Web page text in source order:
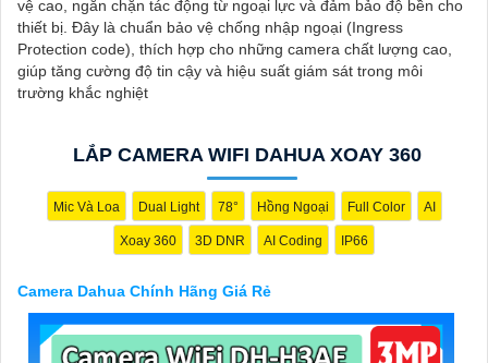
hiểu kỹ trước khi đầu tư.🎖️4: Chất lượng của Camera Dahua
được đánh giá cao với độ phân giải cao, tính năng thông minh
và độ tin cậy.💖5:Nếu bạn muốn tìm camera Dahua giá rẻ, bạn
có thể tham khảo trên các website thương mại điện tử hoặc tại
các cửa hàng điện tử.
Camera Dahua chính hãng, giá rẻ và chất lượng. Nếu bạn có
thêm câu hỏi hoặc cần tư vấn thêm, đừng ngần ngại để lại Cung
vệ cao, ngăn chặn tác động từ ngoại lực và đảm bảo độ bền cho
thiết bị. Đây là chuẩn bảo vệ chống nhập ngoại (Ingress
Protection code), thích hợp cho những camera chất lượng cao,
giúp tăng cường độ tin cậy và hiệu suất giám sát trong môi
trường khắc nghiệt
LẮP CAMERA WIFI DAHUA XOAY 360
Mic Và Loa Dual Light 78° Hồng Ngoại Full Color AI
Xoay 360 3D DNR AI Coding IP66
Camera Dahua Chính Hãng Giá Rẻ